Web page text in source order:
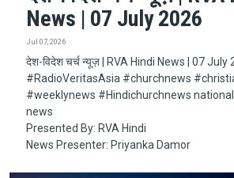
News | 07 July 2026
Jul 07, 2026
देश-विदेश चर्च न्यूज़ | RVA Hindi News | 07 July
#RadioVeritasAsia​​​​​ #churchnews​​​​​
#weeklynews​ #Hindichurchnews
news
Presented By: RVA Hindi
News Presenter: Priyanka Damor